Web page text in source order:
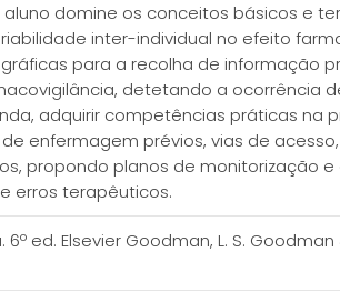
domine os conceitos básicos e
inter-individual no efeito
para a recolha de informação
detetando a ocorrência
adquirir competências práticas
enfermagem prévios, vias de
propondo planos de monitorização
erros terapêuticos.
ed. Elsevier Goodman, L. S.